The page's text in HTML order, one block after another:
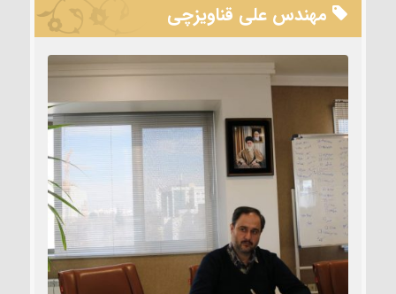
مهندس علی قناویزچی